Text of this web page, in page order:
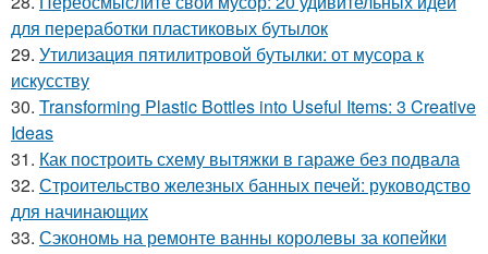
для переработки пластиковых бутылок
29. Утилизация пятилитровой бутылки: от мусора к
искусству
30. Transforming Plastic Bottles into Useful Items: 3 Creative
Ideas
31. Как построить схему вытяжки в гараже без подвала
32. Строительство железных банных печей: руководство
для начинающих
33. Сэкономь на ремонте ванны королевы за копейки